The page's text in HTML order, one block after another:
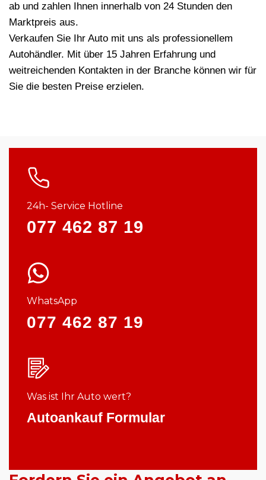
ab und zahlen Ihnen innerhalb von 24 Stunden den
Marktpreis aus.
Verkaufen Sie Ihr Auto mit uns als professionellem
Autohändler. Mit über 15 Jahren Erfahrung und
weitreichenden Kontakten in der Branche können wir für
Sie die besten Preise erzielen.
24h- Service Hotline
077 462 87 19
WhatsApp
077 462 87 19
Was ist Ihr Auto wert?
Autoankauf Formular